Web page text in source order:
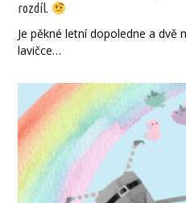
rozdíl.
Je pěkné letní dopoledne a dvě
lavičce…